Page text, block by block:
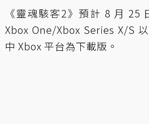
《靈魂駭客2》預計 8 月 25
Xbox One/Xbox Series X/S
中 Xbox 平台為下載版。